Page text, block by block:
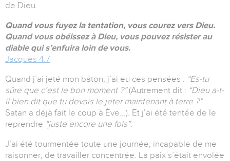
de Dieu.
Quand vous fuyez la tentation, vous courez vers Dieu.
Quand vous obéissez à Dieu, vous pouvez résister au
diable qui s’enfuira loin de vous.
Jacques 4.7
Quand j’ai jeté mon bâton, j’ai eu ces pensées : “Es-tu
sûre que c’est le bon moment ?”(Autrement dit : “Dieu a-t-
il bien dit que tu devais le jeter maintenant à terre ?”
Satan a déjà fait le coup à Ève...). Et j’ai été tentée de le
reprendre “juste encore une fois”.
J’ai été tourmentée toute une journée, incapable de me
raisonner, de travailler concentrée. La paix s’était envolée